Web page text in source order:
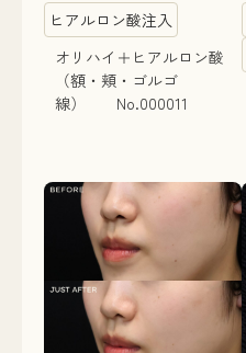
ヒアルロン酸注入
オリハイ＋ヒアルロン酸
（額・頬・ゴルゴ
線） No.000011